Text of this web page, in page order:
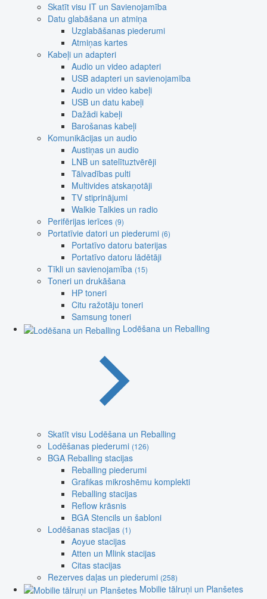
Skatīt visu IT un Savienojamība
Datu glabāšana un atmiņa
Uzglabāšanas piederumi
Atmiņas kartes
Kabeļi un adapteri
Audio un video adapteri
USB adapteri un savienojamība
Audio un video kabeļi
USB un datu kabeļi
Dažādi kabeļi
Barošanas kabeļi
Komunikācijas un audio
Austiņas un audio
LNB un satelītuztvērēji
Tālvadības pulti
Multivides atskaņotāji
TV stiprinājumi
Walkie Talkies un radio
Perifērijas ierīces (9)
Portatīvie datori un piederumi (6)
Portatīvo datoru baterijas
Portatīvo datoru lādētāji
Tīkli un savienojamība (15)
Toneri un drukāšana
HP toneri
Citu ražotāju toneri
Samsung toneri
Lodēšana un Reballing
Skatīt visu Lodēšana un Reballing
Lodēšanas piederumi (126)
BGA Reballing stacijas
Reballing piederumi
Grafikas mikroshēmu komplekti
Reballing stacijas
Reflow krāsnis
BGA Stencils un šabloni
Lodēšanas stacijas (1)
Aoyue stacijas
Atten un Mlink stacijas
Citas stacijas
Rezerves daļas un piederumi (258)
Mobilie tālruņi un Planšetes